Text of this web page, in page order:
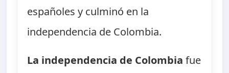
españoles y culminó en la
independencia de Colombia.
La independencia de Colombia fue